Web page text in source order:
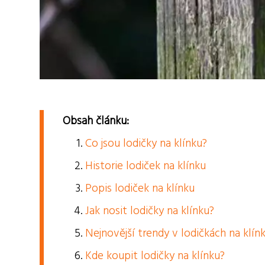
Obsah článku:
Co jsou lodičky na klínku?
Historie lodiček na klínku
Popis lodiček na klínku
Jak nosit lodičky na klínku?
Nejnovější trendy v lodičkách na
Kde koupit lodičky na klínku?